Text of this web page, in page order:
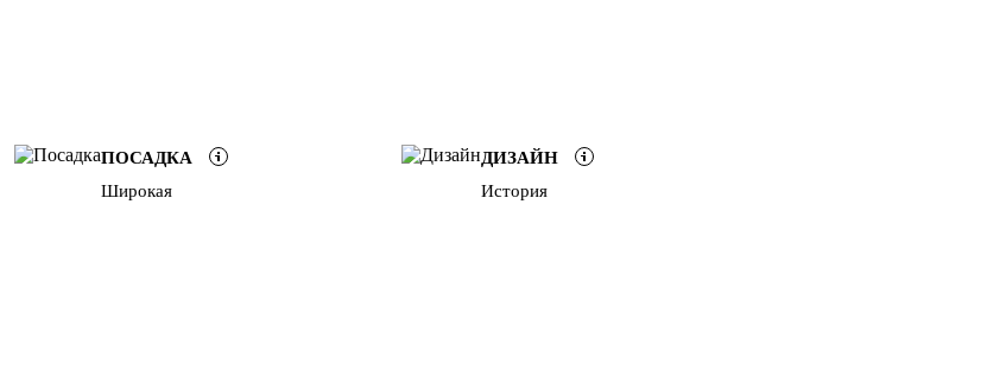
ПОСАДКА
Широкая
ДИЗАЙН
История